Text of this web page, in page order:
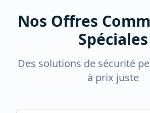
Nos Offres
Spéciales
Des solutions de sécurité
à prix juste